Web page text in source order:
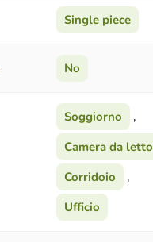
Single piece
No
Soggiorno
,
Camera da letto
Corridoio
,
Ufficio